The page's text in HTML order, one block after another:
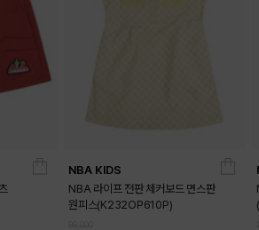
NBA KIDS
NBA 라이프 전판 체커보드 면스판
원피스(K232OP610P)